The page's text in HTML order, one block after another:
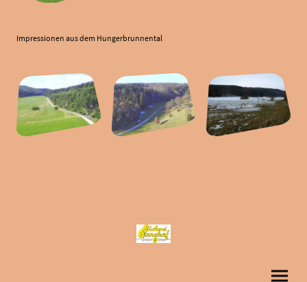
Impressionen aus dem Hungerbrunnental